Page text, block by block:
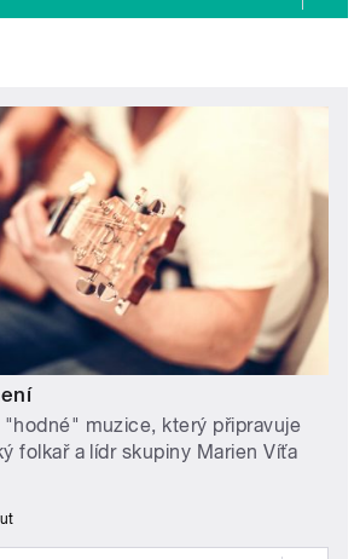
"hodné" muzice, který připravuje
folkař a lídr skupiny Marien Víťa